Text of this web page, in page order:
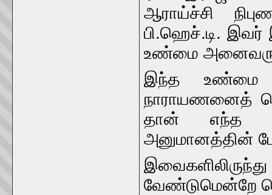
ஆராய்ச்சி
பி.ஹெச்.டி.
உண்மை
இந்த உண்மை
நாராயணனைத்
தான் எந்த
அனுமானத்தின்
வேண்டுமென்றே